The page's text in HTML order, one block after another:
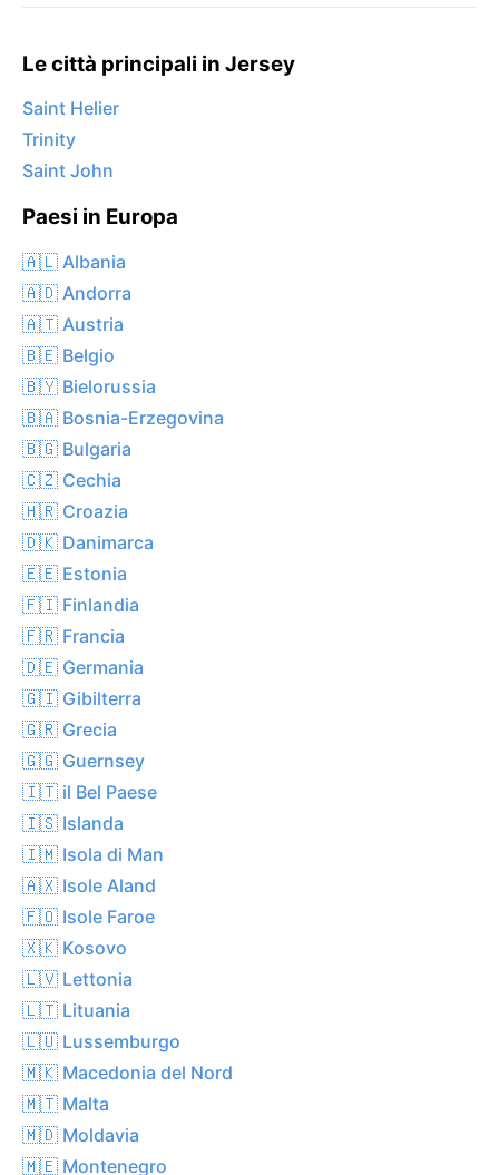
Le città principali in Jersey
Saint Helier
Trinity
Saint John
Paesi in Europa
🇦🇱 Albania
🇦🇩 Andorra
🇦🇹 Austria
🇧🇪 Belgio
🇧🇾 Bielorussia
🇧🇦 Bosnia-Erzegovina
🇧🇬 Bulgaria
🇨🇿 Cechia
🇭🇷 Croazia
🇩🇰 Danimarca
🇪🇪 Estonia
🇫🇮 Finlandia
🇫🇷 Francia
🇩🇪 Germania
🇬🇮 Gibilterra
🇬🇷 Grecia
🇬🇬 Guernsey
🇮🇹 il Bel Paese
🇮🇸 Islanda
🇮🇲 Isola di Man
🇦🇽 Isole Aland
🇫🇴 Isole Faroe
🇽🇰 Kosovo
🇱🇻 Lettonia
🇱🇹 Lituania
🇱🇺 Lussemburgo
🇲🇰 Macedonia del Nord
🇲🇹 Malta
🇲🇩 Moldavia
🇲🇪 Montenegro